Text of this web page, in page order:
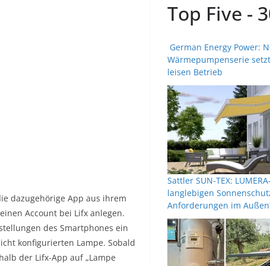
dazugehörige App aus ihrem
Account bei Lifx anlegen.
des Smartphones ein
konfigurierten Lampe. Sobald
der Lifx-App auf „Lampe
Top Five -
German Energy Power:
Wärmepumpenserie
leisen Betrieb
Sattler SUN-TEX:
langlebigen
Anforderungen im